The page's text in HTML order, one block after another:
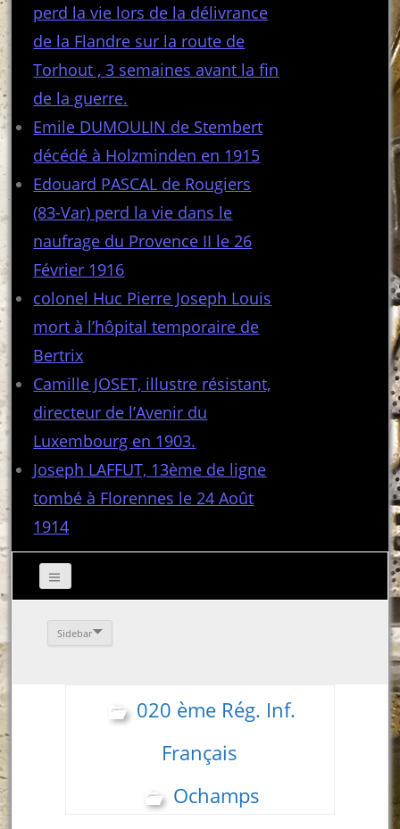
perd la vie lors de la délivrance
de la Flandre sur la route de
Torhout , 3 semaines avant la fin
de la guerre.
Emile DUMOULIN de Stembert
décédé à Holzminden en 1915
Edouard PASCAL de Rougiers
(83-Var) perd la vie dans le
naufrage du Provence II le 26
Février 1916
colonel Huc Pierre Joseph Louis
mort à l’hôpital temporaire de
Bertrix
Camille JOSET, illustre résistant,
directeur de l’Avenir du
Luxembourg en 1903.
Joseph LAFFUT, 13ème de ligne
tombé à Florennes le 24 Août
1914
Sidebar
020 ème Rég. Inf.
Français
Ochamps